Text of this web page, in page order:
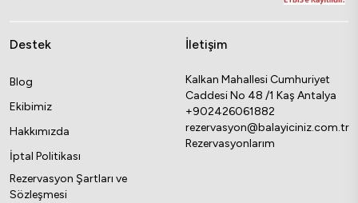
Destek
Blog
Ekibimiz
Hakkımızda
İptal Politikası
Rezervasyon Şartları ve
Sözleşmesi
İletişim
Kalkan Mahallesi Cumhuriyet
Caddesi No 48 /1 Kaş Antalya
+902426061882
rezervasyon@balayiciniz.com.tr
Rezervasyonlarım